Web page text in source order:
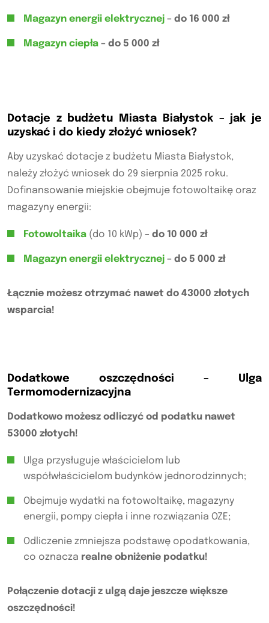
Magazyn energii elektrycznej – do 16 000 zł
Magazyn ciepła – do 5 000 zł
Dotacje z budżetu Miasta Białystok – jak je
uzyskać i do kiedy złożyć wniosek?
Aby uzyskać dotacje z budżetu Miasta Białystok,
należy złożyć wniosek do 29 sierpnia 2025 roku.
Dofinansowanie miejskie obejmuje fotowoltaikę oraz
magazyny energii:
Fotowoltaika (do 10 kWp) – do 10 000 zł
Magazyn energii elektrycznej – do 5 000 zł
Łącznie możesz otrzymać nawet do 43000 złotych
wsparcia!
Dodatkowe oszczędności – Ulga
Termomodernizacyjna
Dodatkowo możesz odliczyć od podatku nawet
53000 złotych!
Ulga przysługuje właścicielom lub
współwłaścicielom budynków jednorodzinnych;
Obejmuje wydatki na fotowoltaikę, magazyny
energii, pompy ciepła i inne rozwiązania OZE;
Odliczenie zmniejsza podstawę opodatkowania,
co oznacza realne obniżenie podatku!
Połączenie dotacji z ulgą daje jeszcze większe
oszczędności!